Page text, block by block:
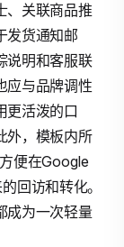
、关联商品推
发货通知邮
说明和客服联
应与品牌调性
活泼的口
外，模板内所
便在Google
回访和转化。
成为一次轻量